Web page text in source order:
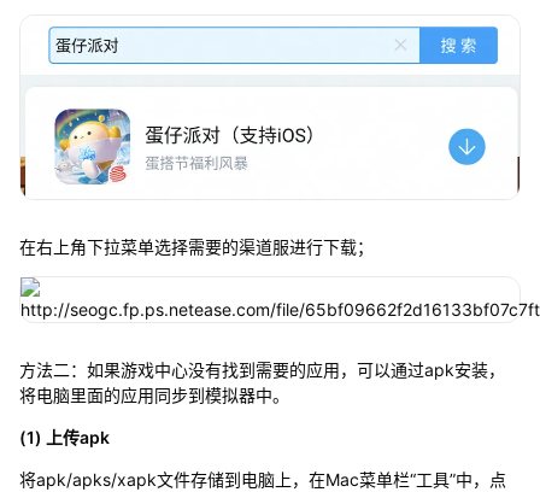
在右上角下拉菜单选择需要的渠道服进行下载；
方法二：如果游戏中心没有找到需要的应用，可以通过apk安装，
将电脑里面的应用同步到模拟器中。
(1) 上传apk
将apk/apks/xapk文件存储到电脑上，在Mac菜单栏“工具”中，点